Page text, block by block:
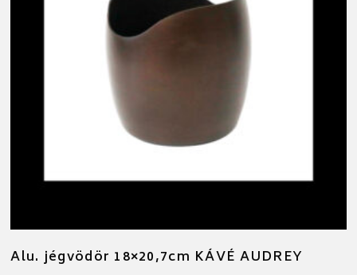
Alu. jégvödör 18×20,7cm KÁVÉ AUDREY